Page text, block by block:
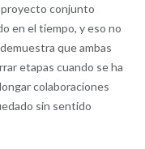
conjunto
en el tiempo, y eso no
que ambas
etapas cuando se ha
colaboraciones
sin sentido